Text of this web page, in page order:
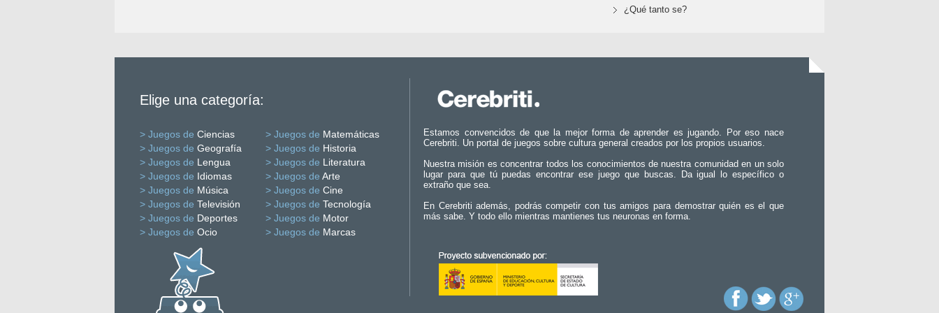
¿Qué tanto se?
Elige una categoría:
> Juegos de Ciencias > Juegos de Matemáticas
> Juegos de Geografía > Juegos de Historia
> Juegos de Lengua > Juegos de Literatura
> Juegos de Idiomas > Juegos de Arte
> Juegos de Música > Juegos de Cine
> Juegos de Televisión > Juegos de Tecnología
> Juegos de Deportes > Juegos de Motor
> Juegos de Ocio > Juegos de Marcas
Estamos convencidos de que la mejor forma de aprender es jugando. Por eso nace
Cerebriti. Un portal de juegos sobre cultura general creados por los propios usuarios.
Nuestra misión es concentrar todos los conocimientos de nuestra comunidad en un solo
lugar para que tú puedas encontrar ese juego que buscas. Da igual lo específico o
extraño que sea.
En Cerebriti además, podrás competir con tus amigos para demostrar quién es el que
más sabe. Y todo ello mientras mantienes tus neuronas en forma.